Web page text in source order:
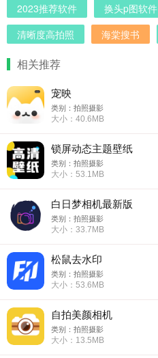
2023推荐软件
换头p图软件
清晰度高拍照
海棠搜书
相关推荐
宠映
类别：拍照摄影
大小：40.6MB
锁屏动态主题壁纸
类别：拍照摄影
大小：53.1MB
白日梦相机最新版
类别：拍照摄影
大小：33.7MB
松鼠去水印
类别：拍照摄影
大小：53.6MB
自拍美颜相机
类别：拍照摄影
大小：13.5MB